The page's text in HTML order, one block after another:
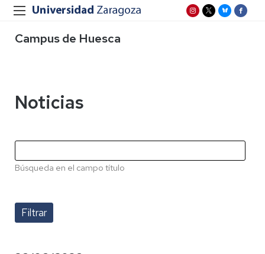
Campus de Huesca
Noticias
Búsqueda en el campo título